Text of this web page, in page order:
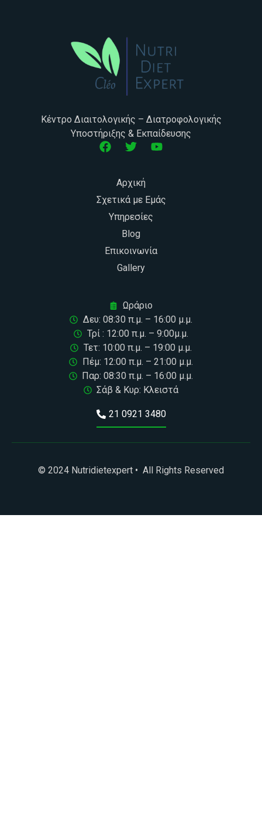
Κέντρο Διαιτολογικής – Διατροφολογικής
Υποστήριξης & Εκπαίδευσης
Αρχική
Σχετικά με Εμάς
Υπηρεσίες
Blog
Επικοινωνία
Gallery
Ωράριο
Δευ: 08:30 π.μ. – 16:00 μ.μ.
Τρί : 12:00 π.μ. – 9:00μ.μ.
Τετ: 10:00 π.μ. – 19:00 μ.μ.
Πέμ: 12:00 π.μ. – 21:00 μ.μ.
Παρ: 08:30 π.μ. – 16:00 μ.μ.
Σάβ & Κυρ: Κλειστά
21 0921 3480
© 2024 Nutridietexpert • All Rights Reserved